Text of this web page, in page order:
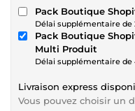
Pack Boutique
Délai supplémentaire de
Pack Boutique
Multi Produit
Délai supplémentaire de
Livraison express
Vous pouvez choisir un